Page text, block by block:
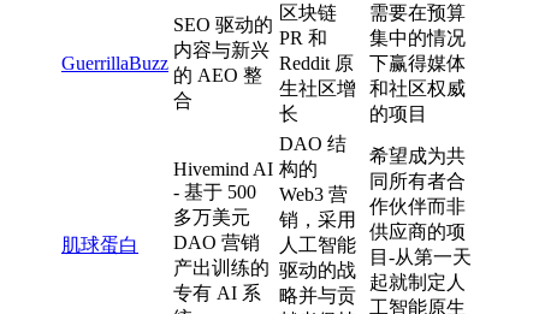
GuerrillaBuzz
SEO 驱动的
内容与新兴
的 AEO 整
合
区块链
PR 和
Reddit 原
生社区增
长
需要在预算
集中的情况
下赢得媒体
和社区权威
的项目
肌球蛋白
Hivemind AI
- 基于 500
多万美元
DAO 营销
产出训练的
专有 AI 系
DAO 结
构的
Web3 营
销，采用
人工智能
驱动的战
略并与贡
希望成为共
同所有者合
作伙伴而非
供应商的项
目-从第一天
起就制定人
工智能原生